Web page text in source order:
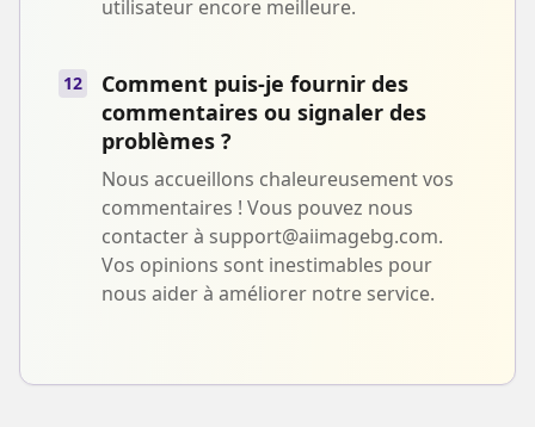
utilisateur encore meilleure.
12
Comment puis-je fournir des
commentaires ou signaler des
problèmes ?
Nous accueillons chaleureusement vos
commentaires ! Vous pouvez nous
contacter à support@aiimagebg.com.
Vos opinions sont inestimables pour
nous aider à améliorer notre service.